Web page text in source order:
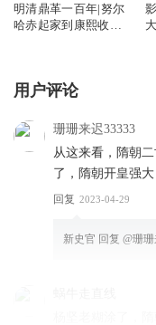
明清鼎革一百年|努尔
哈赤起家到康熙收复
用户评论
珊珊来迟33333
从这来看，隋朝
了，隋朝开皇强
回复 2023-04-29
新史官 回复 @珊珊
杨坚老糊涂了，